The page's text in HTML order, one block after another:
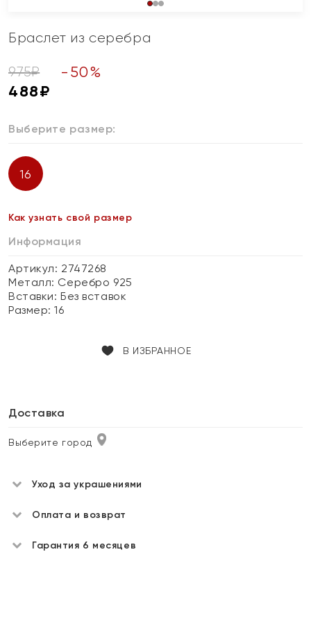
Браслет из серебра
975₽ - 50%
488₽
Выберите размер:
16
Как узнать свой размер
Информация
Артикул: 2747268
Металл: Серебро 925
Вставки:Без вставок
Размер:16
В ИЗБРАННОЕ
Доставка
Выберите город
Уход за украшениями
Оплата и возврат
Гарантия 6 месяцев